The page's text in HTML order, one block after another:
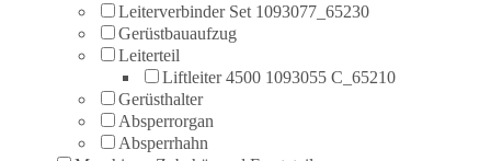
Leiterverbinder Set 1093077_65230
Gerüstbauaufzug
Leiterteil
Liftleiter 4500 1093055 C_65210
Gerüsthalter
Absperrorgan
Absperrhahn